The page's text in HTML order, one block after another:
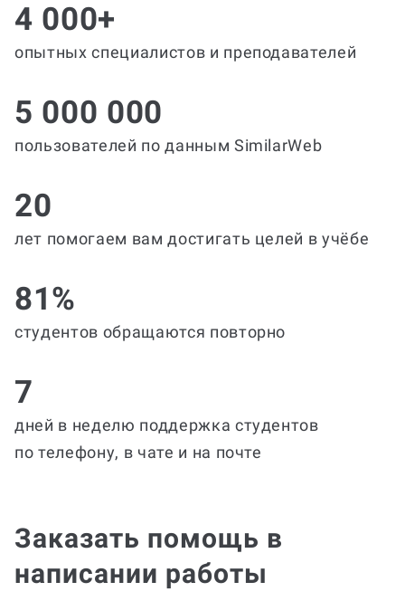
4 000+
опытных специалистов и преподавателей
5 000 000
пользователей по данным SimilarWeb
20
лет помогаем вам достигать целей в учёбе
81%
студентов обращаются повторно
7
дней в неделю поддержка студентов
по телефону, в чате и на почте
Заказать помощь в
написании работы